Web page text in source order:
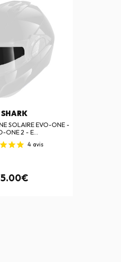
SHARK
SOLAIRE EVO-ONE -
ONE 2 - E...
4avis